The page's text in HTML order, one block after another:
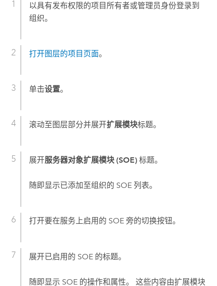
以具有发布权限的项目所有者或管理员身份登录到
组织。
打开图层的项目页面。
单击设置。
滚动至图层部分并展开扩展模块标题。
展开服务器对象扩展模块 (SOE)标题。
随即显示已添加至组织的 SOE 列表。
打开要在服务上启用的 SOE 旁的切换按钮。
展开已启用的 SOE 的标题。
随即显示 SOE 的操作和属性。 这些内容由扩展模块